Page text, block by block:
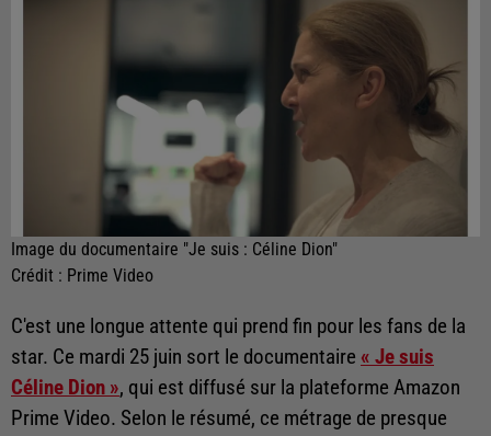
Image du documentaire "Je suis : Céline Dion"
Crédit : Prime Video
C'est une longue attente qui prend fin pour les fans de la
star. Ce mardi 25 juin sort le documentaire « Je suis
Céline Dion », qui est diffusé sur la plateforme Amazon
Prime Video. Selon le résumé, ce métrage de presque